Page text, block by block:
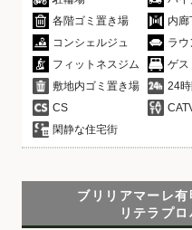
各階ゴミ置き場
内廊
コンシェルジュ
ラウ
フィットネスジム
ゲス
敷地内ゴミ置き場
24
CS
閑静な住宅街
ブリリアマーレ
リテラプ